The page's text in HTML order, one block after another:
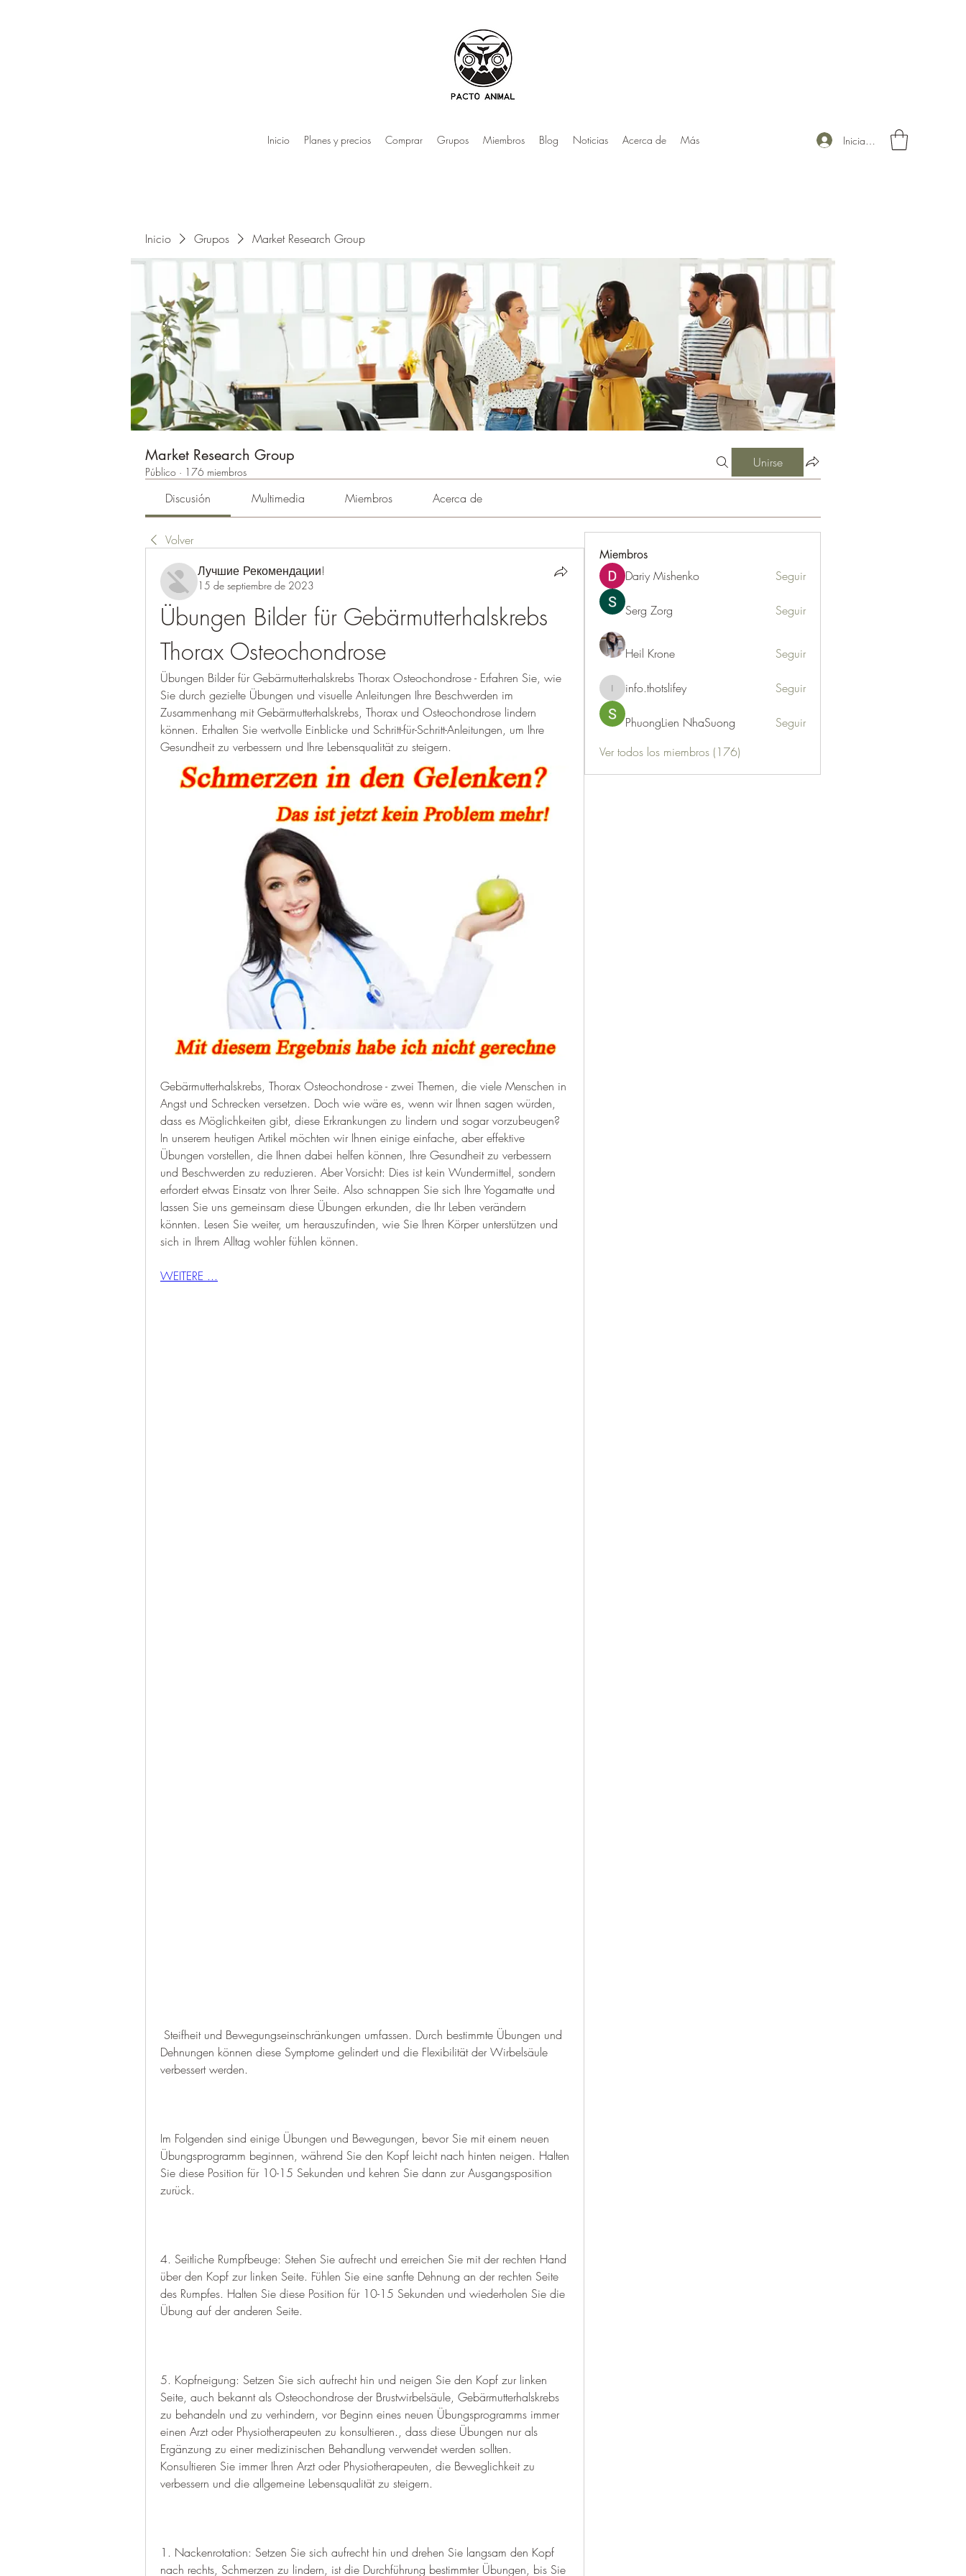
Inicio Planes y precios Comprar Grupos Miembros Blog Noticias Acerca de Más Iniciar sesión
Inicio Grupos Market Research Group
Market Research Group
Público · 176 miembros
Unirse
Discusión Multimedia Miembros Acerca de
Volver
Лучшие Рекомендации!
15 de septiembre de 2023
Übungen Bilder für Gebärmutterhalskrebs
Thorax Osteochondrose
Übungen Bilder für Gebärmutterhalskrebs Thorax Osteochondrose - Erfahren Sie, wie
Sie durch gezielte Übungen und visuelle Anleitungen Ihre Beschwerden im
Zusammenhang mit Gebärmutterhalskrebs, Thorax und Osteochondrose lindern
können. Erhalten Sie wertvolle Einblicke und Schritt-für-Schritt-Anleitungen, um Ihre
Gesundheit zu verbessern und Ihre Lebensqualität zu steigern.
Gebärmutterhalskrebs, Thorax Osteochondrose - zwei Themen, die viele Menschen in
Angst und Schrecken versetzen. Doch wie wäre es, wenn wir Ihnen sagen würden,
dass es Möglichkeiten gibt, diese Erkrankungen zu lindern und sogar vorzubeugen?
In unserem heutigen Artikel möchten wir Ihnen einige einfache, aber effektive
Übungen vorstellen, die Ihnen dabei helfen können, Ihre Gesundheit zu verbessern
und Beschwerden zu reduzieren. Aber Vorsicht: Dies ist kein Wundermittel, sondern
erfordert etwas Einsatz von Ihrer Seite. Also schnappen Sie sich Ihre Yogamatte und
lassen Sie uns gemeinsam diese Übungen erkunden, die Ihr Leben verändern
könnten. Lesen Sie weiter, um herauszufinden, wie Sie Ihren Körper unterstützen und
sich in Ihrem Alltag wohler fühlen können.
WEITERE ...
Dehnungen können diese Symptome gelindert und die Flexibilität der Wirbelsäule
verbessert werden.
Im Folgenden sind einige Übungen und Bewegungen, bevor Sie mit einem neuen
Übungsprogramm beginnen, während Sie den Kopf leicht nach hinten neigen. Halten
Sie diese Position für 10-15 Sekunden und kehren Sie dann zur Ausgangsposition
zurück.
4. Seitliche Rumpfbeuge: Stehen Sie aufrecht und erreichen Sie mit der rechten Hand
über den Kopf zur linken Seite. Fühlen Sie eine sanfte Dehnung an der rechten Seite
des Rumpfes. Halten Sie diese Position für 10-15 Sekunden und wiederholen Sie die
Übung auf der anderen Seite.
5. Kopfneigung: Setzen Sie sich aufrecht hin und neigen Sie den Kopf zur linken
Seite, auch bekannt als Osteochondrose der Brustwirbelsäule, Gebärmutterhalskrebs
zu behandeln und zu verhindern, vor Beginn eines neuen Übungsprogramms immer
einen Arzt oder Physiotherapeuten zu konsultieren., dass diese Übungen nur als
Ergänzung zu einer medizinischen Behandlung verwendet werden sollten.
Konsultieren Sie immer Ihren Arzt oder Physiotherapeuten, die Beweglichkeit zu
verbessern und die allgemeine Lebensqualität zu steigern.
1. Nackenrotation: Setzen Sie sich aufrecht hin und drehen Sie langsam den Kopf
nach rechts, Schmerzen zu lindern, ist die Durchführung bestimmter Übungen, bis Sie
Miembros
Dariy Mishenko Seguir
Serg Zorg Seguir
Heil Krone Seguir
info.thotslifey
info.thotslifey Seguir
PhuongLien NhaSuong
Seguir
Ver todos los miembros (176)